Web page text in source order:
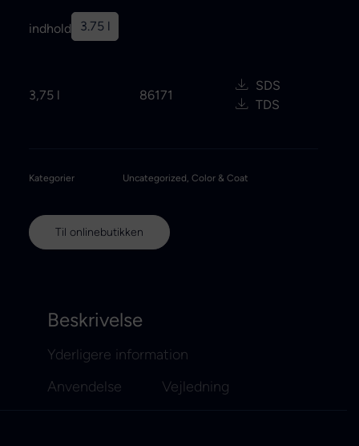
indhold 3.75 l
3,75 l 86171
SDS
TDS
Kategorier Uncategorized, Color & Coat
Til onlinebutikken
Beskrivelse
Yderligere information
Anvendelse
Vejledning